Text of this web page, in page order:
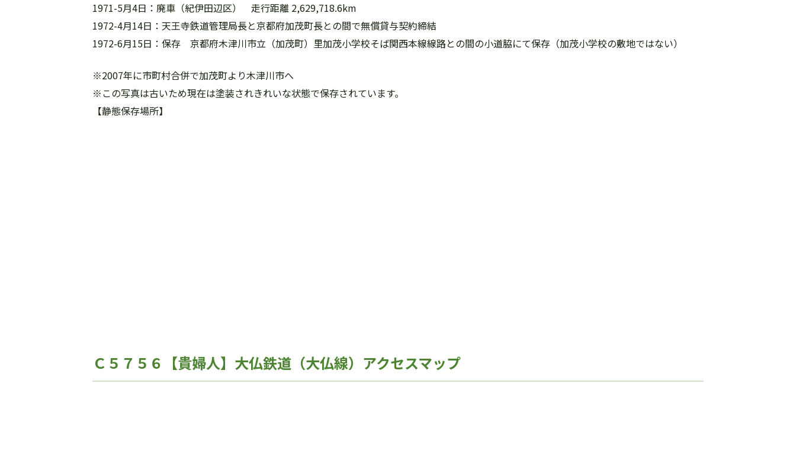
1971-5月4日：廃車（紀伊田辺区） 走行距離 2,629,718.6km
1972-4月14日：天王寺鉄道管理局長と京都府加茂町長との間で無償貸与契約締結
1972-6月15日：保存 京都府木津川市立（加茂町）里加茂小学校そば関西本線線路との間の小道脇にて保存（加茂小学校の敷地ではない）
※2007年に市町村合併で加茂町より木津川市へ
※この写真は古いため現在は塗装されきれいな状態で保存されています。
【静態保存場所】
Ｃ５７５６【貴婦人】大仏鉄道（大仏線）アクセスマップ